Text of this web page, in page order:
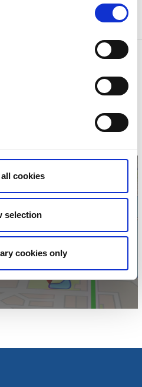
cookies
selection
cookies only
att visa